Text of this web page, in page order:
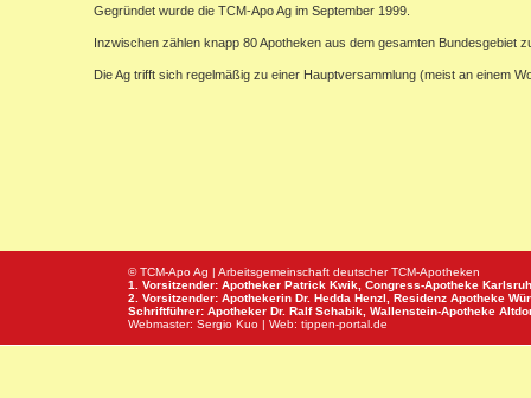
Gegründet wurde die TCM-Apo Ag im September 1999.
Inzwischen zählen knapp 80 Apotheken aus dem gesamten Bundesgebiet
Die Ag trifft sich regelmäßig zu einer Hauptversammlung (meist an einem
© TCM-Apo Ag | Arbeitsgemeinschaft deutscher TCM-Apotheken
1. Vorsitzender: Apotheker Patrick Kwik, Congress-Apotheke
2. Vorsitzender: Apothekerin Dr. Hedda Henzl, Residenz Apotheke
Schriftführer: Apotheker Dr. Ralf Schabik, Wallenstein-Apotheke
Webmaster: Sergio Kuo | Web: tippen-portal.de